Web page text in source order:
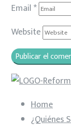
Email *
Website
Home
¿Quiénes